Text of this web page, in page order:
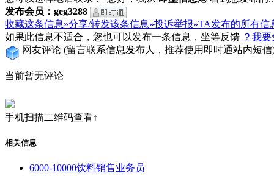
发布会员：geg3288
收藏这条信息»分享/转发该条信息»投诉举报»TA发布的所有信
如果此信息不适合，您也可以发布一条信息，坐等反馈 ？我
网友评论 (留言联系信息发布人，推荐使用即时通站内短信
当前暂无评论
手机扫描二维码查看↑
相关信息
6000-10000饮料销售业务员